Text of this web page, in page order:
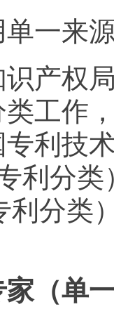
一来
识产权
工作
利技
利分
利分类
（单